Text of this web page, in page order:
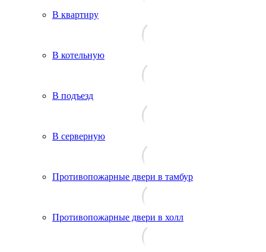
В квартиру
В котельную
В подъезд
В серверную
Противопожарные двери в тамбур
Противопожарные двери в холл